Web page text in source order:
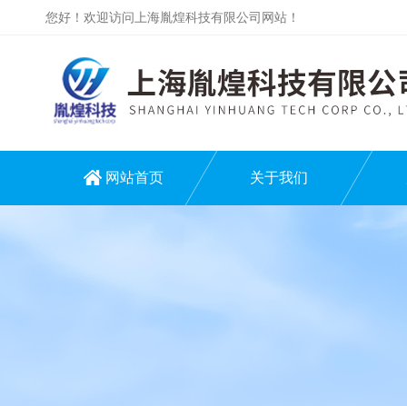
您好！欢迎访问上海胤煌科技有限公司网站！
网站首页 关于我们